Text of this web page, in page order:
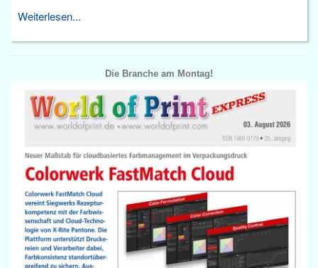
Weiterlesen...
Die Branche am Montag!